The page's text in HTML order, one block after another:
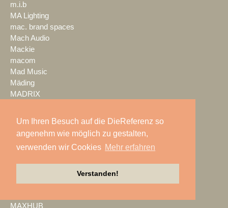
Um Ihren Besuch auf die DieReferenz so
angenehm wie möglich zu gestalten,
verwenden wir Cookies Mehr erfahren
Verstanden!
m.i.b
MA Lighting
mac. brand spaces
Mach Audio
Mackie
macom
Mad Music
Mäding
MADRIX
Medientechnik
magnid
Mainstage
Martin Audio
MAXHUB